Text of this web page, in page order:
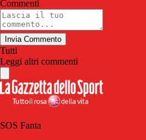
Commenti
Invia Commento
Tutti
Leggi altri commenti
SOS Fanta